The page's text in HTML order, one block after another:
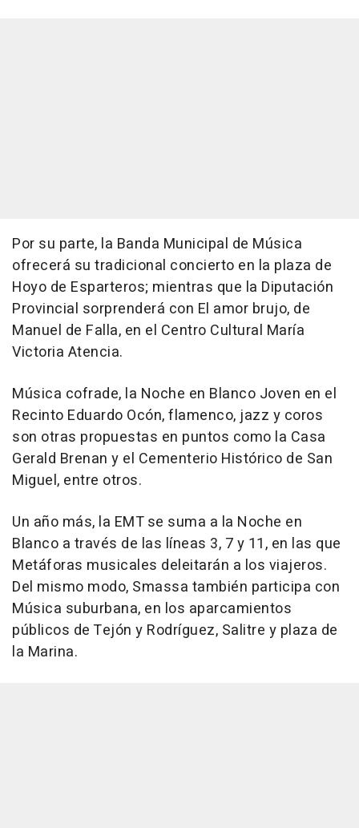
Por su parte, la Banda Municipal de Música
ofrecerá su tradicional concierto en la plaza de
Hoyo de Esparteros; mientras que la Diputación
Provincial sorprenderá con El amor brujo, de
Manuel de Falla, en el Centro Cultural María
Victoria Atencia.
Música cofrade, la Noche en Blanco Joven en el
Recinto Eduardo Ocón, flamenco, jazz y coros
son otras propuestas en puntos como la Casa
Gerald Brenan y el Cementerio Histórico de San
Miguel, entre otros.
Un año más, la EMT se suma a la Noche en
Blanco a través de las líneas 3, 7 y 11, en las que
Metáforas musicales deleitarán a los viajeros.
Del mismo modo, Smassa también participa con
Música suburbana, en los aparcamientos
públicos de Tejón y Rodríguez, Salitre y plaza de
la Marina.